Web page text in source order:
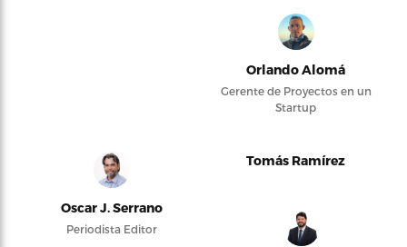
Orlando Alomá
Gerente de Proyectos en un
Startup
Oscar J. Serrano
Periodista Editor
Tomás Ramírez